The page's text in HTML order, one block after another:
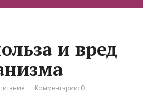
и вред
Комментарии: 0